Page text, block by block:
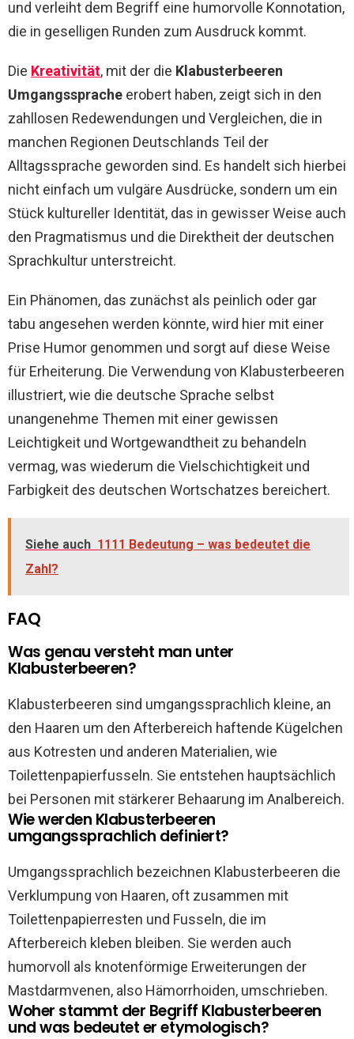
und verleiht dem Begriff eine humorvolle Konnotation,
die in geselligen Runden zum Ausdruck kommt.
Die Kreativität, mit der die Klabusterbeeren
Umgangssprache erobert haben, zeigt sich in den
zahllosen Redewendungen und Vergleichen, die in
manchen Regionen Deutschlands Teil der
Alltagssprache geworden sind. Es handelt sich hierbei
nicht einfach um vulgäre Ausdrücke, sondern um ein
Stück kultureller Identität, das in gewisser Weise auch
den Pragmatismus und die Direktheit der deutschen
Sprachkultur unterstreicht.
Ein Phänomen, das zunächst als peinlich oder gar
tabu angesehen werden könnte, wird hier mit einer
Prise Humor genommen und sorgt auf diese Weise
für Erheiterung. Die Verwendung von Klabusterbeeren
illustriert, wie die deutsche Sprache selbst
unangenehme Themen mit einer gewissen
Leichtigkeit und Wortgewandtheit zu behandeln
vermag, was wiederum die Vielschichtigkeit und
Farbigkeit des deutschen Wortschatzes bereichert.
Siehe auch 1111 Bedeutung – was bedeutet die
Zahl?
FAQ
Was genau versteht man unter
Klabusterbeeren?
Klabusterbeeren sind umgangssprachlich kleine, an
den Haaren um den Afterbereich haftende Kügelchen
aus Kotresten und anderen Materialien, wie
Toilettenpapierfusseln. Sie entstehen hauptsächlich
bei Personen mit stärkerer Behaarung im Analbereich.
Wie werden Klabusterbeeren
umgangssprachlich definiert?
Umgangssprachlich bezeichnen Klabusterbeeren die
Verklumpung von Haaren, oft zusammen mit
Toilettenpapierresten und Fusseln, die im
Afterbereich kleben bleiben. Sie werden auch
humorvoll als knotenförmige Erweiterungen der
Mastdarmvenen, also Hämorrhoiden, umschrieben.
Woher stammt der Begriff Klabusterbeeren
und was bedeutet er etymologisch?